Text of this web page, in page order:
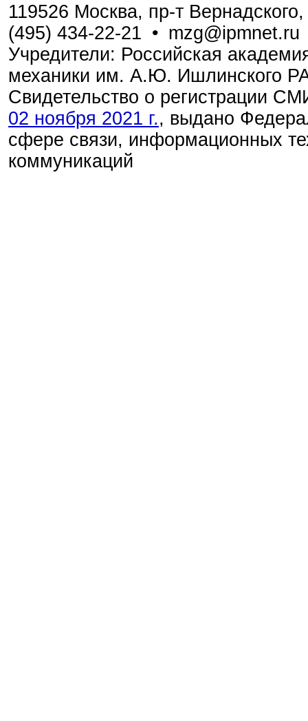
119526 Москва, пр-т
(495) 434-22-21 • mzg@ipmnet.ru
Учредители: Российская
механики им. А.Ю. Ишлинского
Свидетельство о регистрации
02 ноября 2021 г., выдано
сфере связи, информационных
коммуникаций